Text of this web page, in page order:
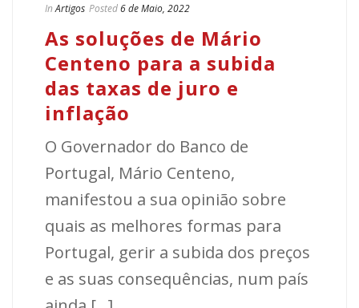
In Artigos Posted6 de Maio, 2022
As soluções de Mário
Centeno para a subida
das taxas de juro e
inflação
O Governador do Banco de
Portugal, Mário Centeno,
manifestou a sua opinião sobre
quais as melhores formas para
Portugal, gerir a subida dos preços
e as suas consequências, num país